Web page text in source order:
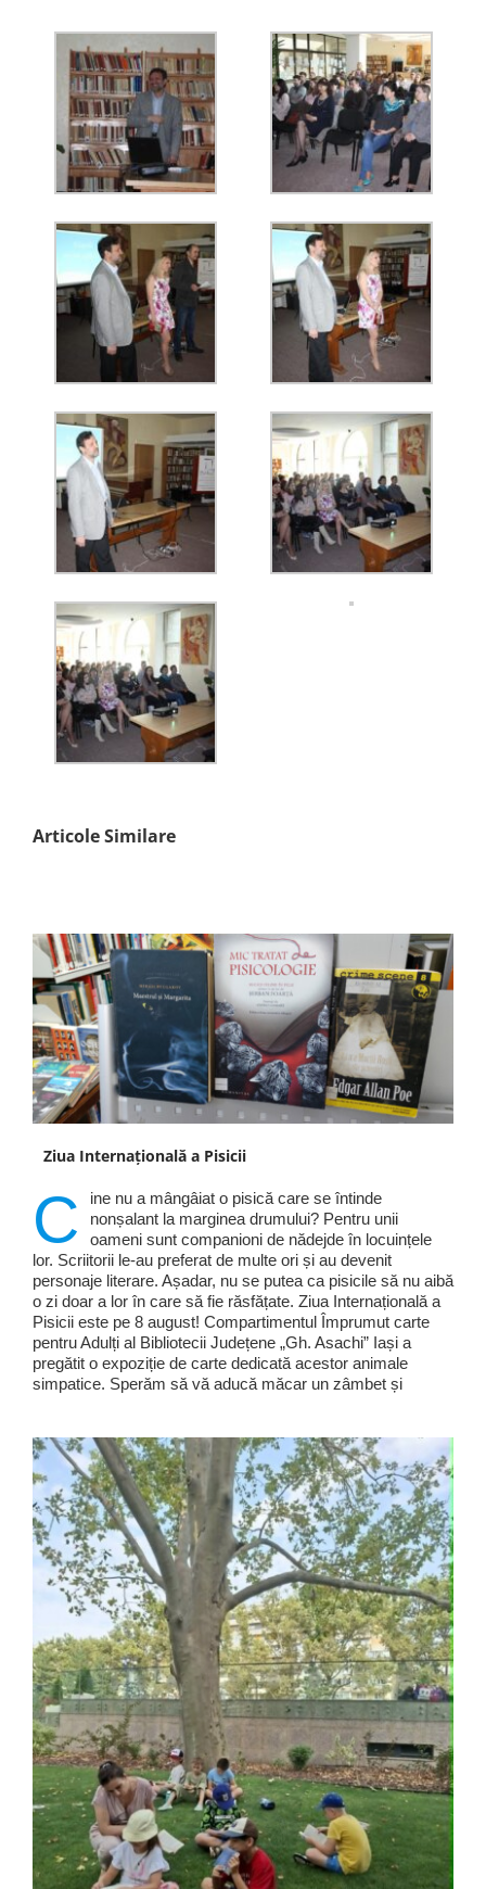
Articole Similare
Ziua Internațională a Pisicii
C
ine nu a mângâiat o pisică care se întinde
nonșalant la marginea drumului? Pentru unii
oameni sunt companioni de nădejde în locuințele
lor. Scriitorii le-au preferat de multe ori și au devenit
personaje literare. Așadar, nu se putea ca pisicile să nu aibă
o zi doar a lor în care să fie răsfățate. Ziua Internațională a
Pisicii este pe 8 august! Compartimentul Împrumut carte
pentru Adulți al Bibliotecii Județene „Gh. Asachi” Iași a
pregătit o expoziție de carte dedicată acestor animale
simpatice. Sperăm să vă aducă măcar un zâmbet și